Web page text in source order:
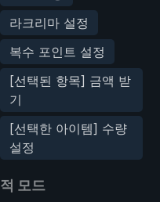
라크리마 설정
복수 포인트 설정
[선택된 항목] 금액 받
기
[선택한 아이템] 수량
설정
적 모드